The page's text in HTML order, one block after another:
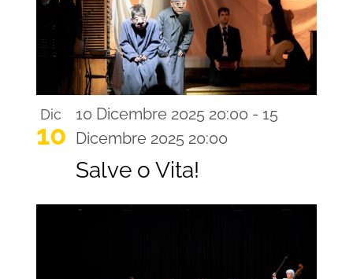
Dic
10
10 Dicembre 2025 20:00 - 15
Dicembre 2025 20:00
Salve o Vita!